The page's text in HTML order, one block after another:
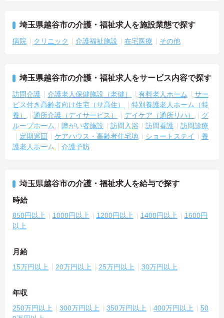
埼玉県越谷市の介護・福祉求人を施設業態で探す
病院 クリニック 介護福祉施設 在宅医療 その他
埼玉県越谷市の介護・福祉求人をサービス内容で探す
訪問介護 介護老人保健施設（老健） 有料老人ホーム
サー
ビス付き高齢者向け住宅（サ高住）
特別養護老人ホーム（特
養）
通所介護（デイサービス） デイケア（通所リハ）
グ
ループホーム
障がい者施設 訪問入浴 訪問看護
訪問診療
定期巡回
ケアハウス・高齢者住宅地 ショートステイ
養
護老人ホーム
介護予防
埼玉県越谷市の介護・福祉求人を給与で探す
時給
850円以上 1000円以上 1200円以上 1400円以上
1600円
以上
月給
15万円以上 20万円以上 25万円以上 30万円以上
年収
250万円以上 300万円以上 350万円以上 400万円以上
50